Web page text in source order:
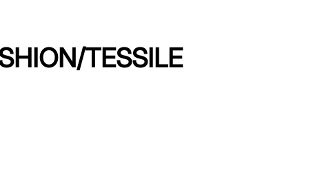
TESSILE